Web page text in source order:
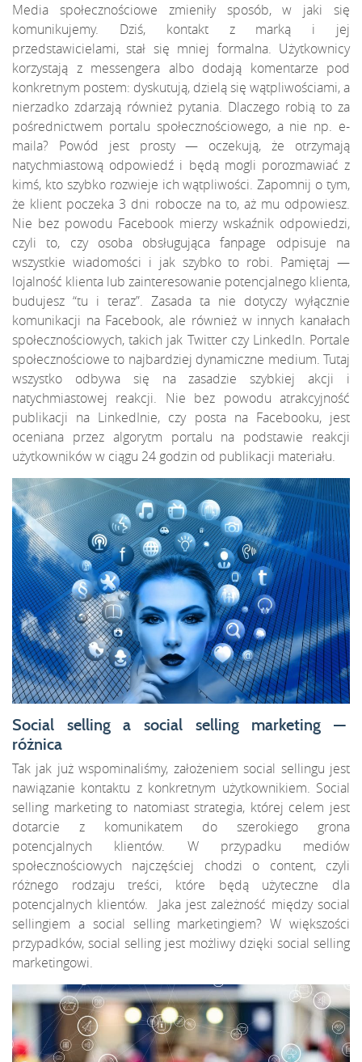
Media społecznościowe zmieniły sposób, w jaki się
komunikujemy. Dziś, kontakt z marką i jej
przedstawicielami, stał się mniej formalna. Użytkownicy
korzystają z messengera albo dodają komentarze pod
konkretnym postem: dyskutują, dzielą się wątpliwościami, a
nierzadko zdarzają również pytania. Dlaczego robią to za
pośrednictwem portalu społecznościowego, a nie np. e-
maila? Powód jest prosty — oczekują, że otrzymają
natychmiastową odpowiedź i będą mogli porozmawiać z
kimś, kto szybko rozwieje ich wątpliwości. Zapomnij o tym,
że klient poczeka 3 dni robocze na to, aż mu odpowiesz.
Nie bez powodu Facebook mierzy wskaźnik odpowiedzi,
czyli to, czy osoba obsługująca fanpage odpisuje na
wszystkie wiadomości i jak szybko to robi. Pamiętaj —
lojalność klienta lub zainteresowanie potencjalnego klienta,
budujesz “tu i teraz”. Zasada ta nie dotyczy wyłącznie
komunikacji na Facebook, ale również w innych kanałach
społecznościowych, takich jak Twitter czy LinkedIn. Portale
społecznościowe to najbardziej dynamiczne medium. Tutaj
wszystko odbywa się na zasadzie szybkiej akcji i
natychmiastowej reakcji. Nie bez powodu atrakcyjność
publikacji na LinkedInie, czy posta na Facebooku, jest
oceniana przez algorytm portalu na podstawie reakcji
użytkowników w ciągu 24 godzin od publikacji materiału.
Social selling a social selling marketing —
różnica
Tak jak już wspominaliśmy, założeniem social sellingu jest
nawiązanie kontaktu z konkretnym użytkownikiem. Social
selling marketing to natomiast strategia, której celem jest
dotarcie z komunikatem do szerokiego grona
potencjalnych klientów. W przypadku mediów
społecznościowych najczęściej chodzi o content, czyli
różnego rodzaju treści, które będą użyteczne dla
potencjalnych klientów. Jaka jest zależność między social
sellingiem a social selling marketingiem? W większości
przypadków, social selling jest możliwy dzięki social selling
marketingowi.